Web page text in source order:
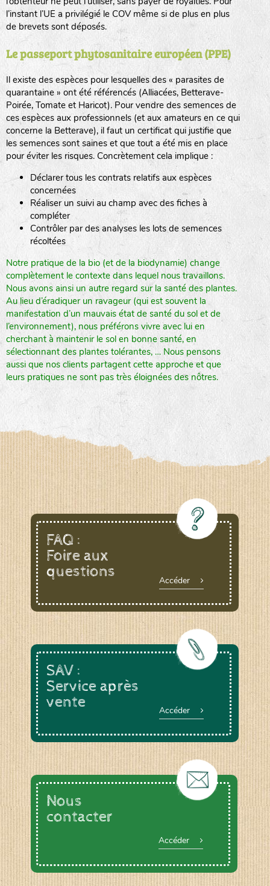
l’instant l’UE a privilégié le COV même si de plus en plus
de brevets sont déposés.
Le passeport phytosanitaire européen (PPE)
Il existe des espèces pour lesquelles des « parasites de
quarantaine » ont été référencés (Alliacées, Betterave-
Poirée, Tomate et Haricot). Pour vendre des semences de
ces espèces aux professionnels (et aux amateurs en ce qui
concerne la Betterave), il faut un certificat qui justifie que
les semences sont saines et que tout a été mis en place
pour éviter les risques. Concrètement cela implique :
Déclarer tous les contrats relatifs aux espèces
concernées
Réaliser un suivi au champ avec des fiches à
compléter
Contrôler par des analyses les lots de semences
récoltées
Notre pratique de la bio (et de la biodynamie) change
complètement le contexte dans lequel nous travaillons.
Nous avons ainsi un autre regard sur la santé des plantes.
Au lieu d’éradiquer un ravageur (qui est souvent la
manifestation d’un mauvais état de santé du sol et de
l’environnement), nous préférons vivre avec lui en
cherchant à maintenir le sol en bonne santé, en
sélectionnant des plantes tolérantes, … Nous pensons
aussi que nos clients partagent cette approche et que
leurs pratiques ne sont pas très éloignées des nôtres.
FAQ :
Foire aux
questions
Accéder
SAV :
Service après
vente
Accéder
Nous
contacter
Accéder